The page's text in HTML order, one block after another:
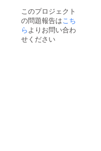
このプロジェクト
の問題報告はこち
らよりお問い合わ
せください